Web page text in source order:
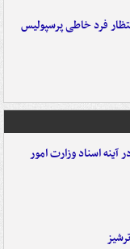
فرد خاطی پرسپولیس
اسناد وزارت امور